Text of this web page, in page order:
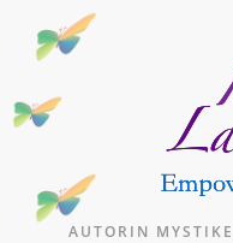
Inhalt
AUTORIN